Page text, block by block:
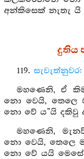
අන්කිසෙක් නැතැ යි
දුතිය
119. සැවැත්නුවර:
මහණෙනි, ඒ
නො වෙයි, තෙලෙ
නො වේ ය”යි දකිවු
මහණෙනි,
නො වෙයි, තෙලෙ
නො වේ යයි